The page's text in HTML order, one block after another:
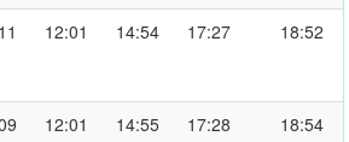
12:01 14:54 17:27 18:52
12:01 14:55 17:28 18:54